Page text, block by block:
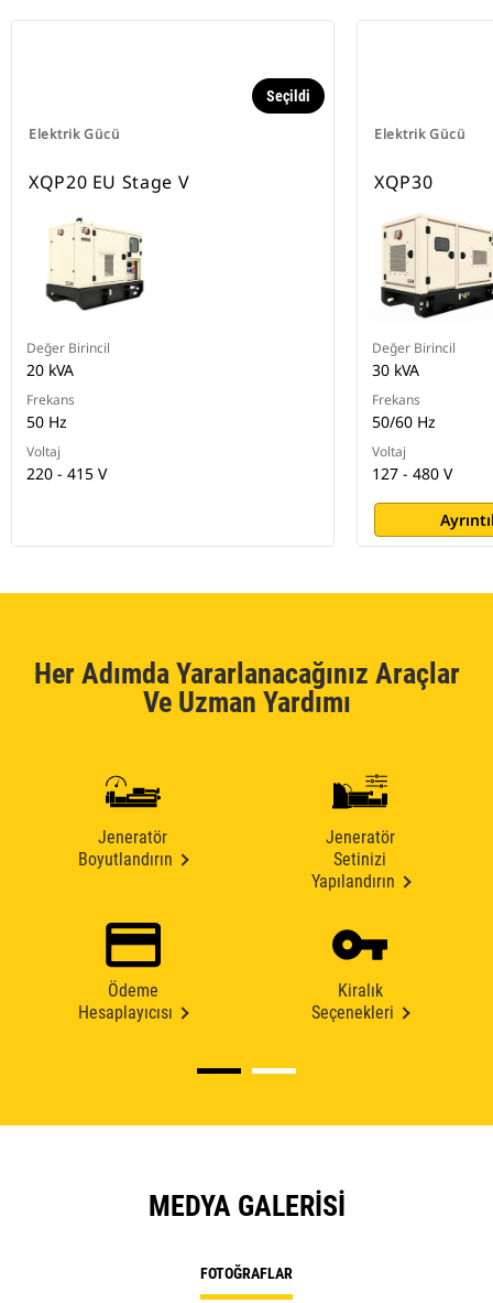
Elektrik Gücü
Seçildi
XQP20 EU Stage V
Değer Birincil
20 kVA
Frekans
50 Hz
Voltaj
220 - 415 V
Elektrik Gücü
XQP30
Değer Birincil
30 kVA
Frekans
50/60 Hz
Voltaj
127 - 480 V
Her Adımda Yararlanacağınız Araçlar
Ve Uzman Yardımı
Jeneratör
Boyutlandırın
Jeneratör
Setinizi
Yapılandırın
Ödeme
Hesaplayıcısı
Kiralık
Seçenekleri
MEDYA GALERISI
FOTOĞRAFLAR